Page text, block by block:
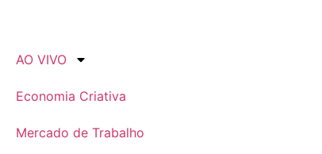
AO VIVO
Economia Criativa
Mercado de Trabalho